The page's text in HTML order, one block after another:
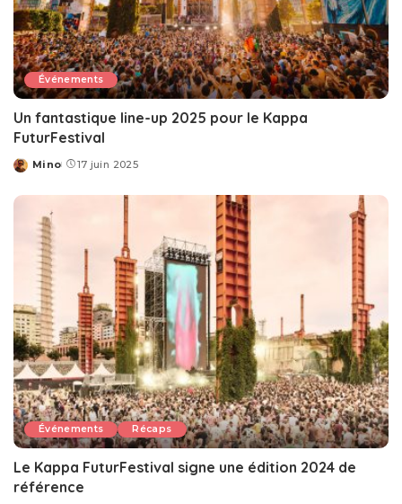
Événements
Un fantastique line-up 2025 pour le Kappa
FuturFestival
Posted
Mino 17 juin 2025
Événements Récaps
Le Kappa FuturFestival signe une édition 2024 de
référence